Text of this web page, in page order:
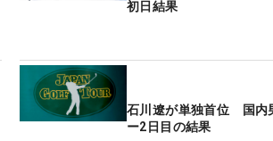
初日結果
石川遼が単独首位 国内
ー2日目の結果